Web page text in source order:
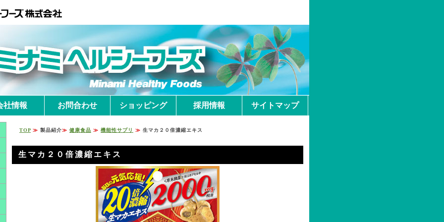
社情報 お問合わせ ショッピング 採用情報 サイトマップ
TOP ≫ 製品紹介≫ 健康食品 ≫ 機能性サプリ ≫ 生マカ２０倍濃縮エキス
生マカ２０倍濃縮エキス